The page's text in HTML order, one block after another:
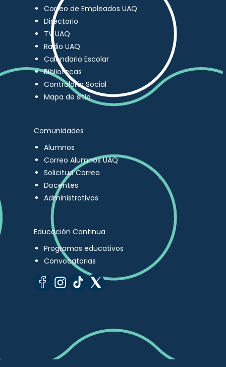
Correo de Empleados UAQ
Directorio
TV UAQ
Radio UAQ
Calendario Escolar
Bibliotecas
Contraloría Social
Mapa de sitio
Comunidades
Alumnos
Correo Alumnos UAQ
Solicitud Correo
Docentes
Administrativos
Educación Continua
Programas educativos
Convocatorias